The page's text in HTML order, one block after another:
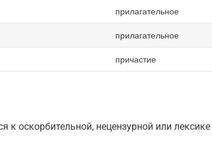
прилагательное
прилагательное
причастие
оскорбительной, нецензурной или